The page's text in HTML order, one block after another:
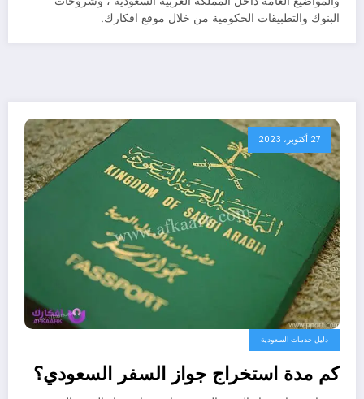
البنوك والتطبيقات الحكومية من خلال موقع افكارك.
27 أكتوبر، 2023
دليل خدمات السعودية
كم مدة استخراج جواز السفر السعودي؟